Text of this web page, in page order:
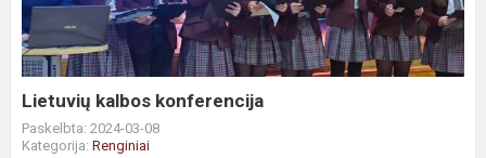
Lietuvių kalbos konferencija
Paskelbta: 2024-03-08
Kategorija: Renginiai